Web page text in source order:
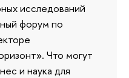
исследований
форум по
Что могут
и наука для